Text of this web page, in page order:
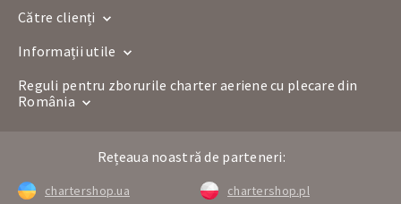
Către clienți
Informații utile
Reguli pentru zborurile charter aeriene cu plecare din
România
Rețeaua noastră de parteneri:
chartershop.ua chartershop.pl